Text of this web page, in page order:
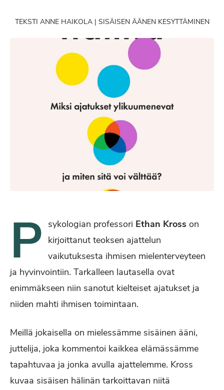
TEKSTI ANNE HAIKOLA | SISÄISEN ÄÄNEN KESYTTÄMINEN
P sykologian professori Ethan Kross on
kirjoittanut teoksen ajattelun
vaikutuksesta ihmisen mielenterveyteen
ja hyvinvointiin. Tarkalleen lautasella ovat
enimmäkseen niin sanotut kielteiset ajatukset ja
niiden mahti ihmisen toimintaan.
Meillä jokaisella on mielessämme sisäinen ääni,
juttelija, joka kommentoi kaikkea elämässämme
tapahtuvaa ja jonka avulla ajattelemme. Kross
kuvaa sisäisen hälinän tarkoittavan niitä